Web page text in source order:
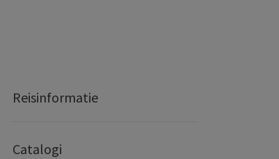
Reisinformatie
Catalogi